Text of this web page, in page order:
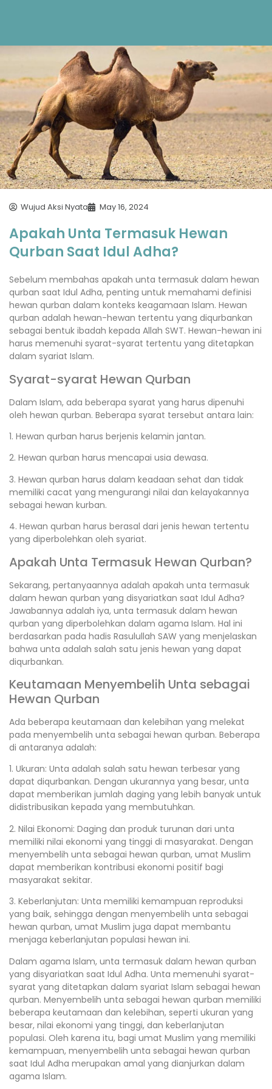
Wujud Aksi Nyata May 16, 2024
Apakah Unta Termasuk Hewan
Qurban Saat Idul Adha?
Sebelum membahas apakah unta termasuk dalam hewan
qurban saat Idul Adha, penting untuk memahami definisi
hewan qurban dalam konteks keagamaan Islam. Hewan
qurban adalah hewan-hewan tertentu yang diqurbankan
sebagai bentuk ibadah kepada Allah SWT. Hewan-hewan ini
harus memenuhi syarat-syarat tertentu yang ditetapkan
dalam syariat Islam.
Syarat-syarat Hewan Qurban
Dalam Islam, ada beberapa syarat yang harus dipenuhi
oleh hewan qurban. Beberapa syarat tersebut antara lain:
1. Hewan qurban harus berjenis kelamin jantan.
2. Hewan qurban harus mencapai usia dewasa.
3. Hewan qurban harus dalam keadaan sehat dan tidak
memiliki cacat yang mengurangi nilai dan kelayakannya
sebagai hewan kurban.
4. Hewan qurban harus berasal dari jenis hewan tertentu
yang diperbolehkan oleh syariat.
Apakah Unta Termasuk Hewan Qurban?
Sekarang, pertanyaannya adalah apakah unta termasuk
dalam hewan qurban yang disyariatkan saat Idul Adha?
Jawabannya adalah iya, unta termasuk dalam hewan
qurban yang diperbolehkan dalam agama Islam. Hal ini
berdasarkan pada hadis Rasulullah SAW yang menjelaskan
bahwa unta adalah salah satu jenis hewan yang dapat
diqurbankan.
Keutamaan Menyembelih Unta sebagai
Hewan Qurban
Ada beberapa keutamaan dan kelebihan yang melekat
pada menyembelih unta sebagai hewan qurban. Beberapa
di antaranya adalah:
1. Ukuran: Unta adalah salah satu hewan terbesar yang
dapat diqurbankan. Dengan ukurannya yang besar, unta
dapat memberikan jumlah daging yang lebih banyak untuk
didistribusikan kepada yang membutuhkan.
2. Nilai Ekonomi: Daging dan produk turunan dari unta
memiliki nilai ekonomi yang tinggi di masyarakat. Dengan
menyembelih unta sebagai hewan qurban, umat Muslim
dapat memberikan kontribusi ekonomi positif bagi
masyarakat sekitar.
3. Keberlanjutan: Unta memiliki kemampuan reproduksi
yang baik, sehingga dengan menyembelih unta sebagai
hewan qurban, umat Muslim juga dapat membantu
menjaga keberlanjutan populasi hewan ini.
Dalam agama Islam, unta termasuk dalam hewan qurban
yang disyariatkan saat Idul Adha. Unta memenuhi syarat-
syarat yang ditetapkan dalam syariat Islam sebagai hewan
qurban. Menyembelih unta sebagai hewan qurban memiliki
beberapa keutamaan dan kelebihan, seperti ukuran yang
besar, nilai ekonomi yang tinggi, dan keberlanjutan
populasi. Oleh karena itu, bagi umat Muslim yang memiliki
kemampuan, menyembelih unta sebagai hewan qurban
saat Idul Adha merupakan amal yang dianjurkan dalam
agama Islam.